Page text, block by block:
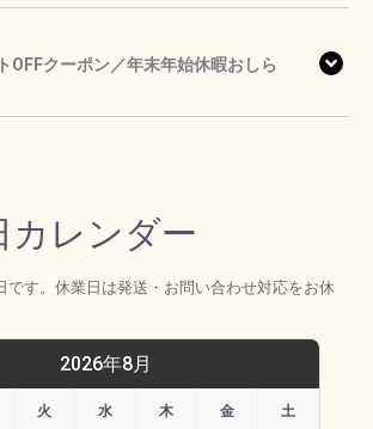
OFFクーポン／年末年始休暇おしら
カレンダー
です。休業日は発送・お問い合わせ対応をお休
2026年8月
火 水 木 金 土